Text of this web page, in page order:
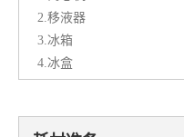
2.移液器
3.冰箱
4.冰盒